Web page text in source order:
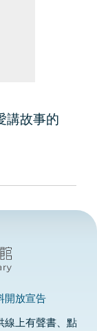
講故事的
開放宣告
線上有聲書、點